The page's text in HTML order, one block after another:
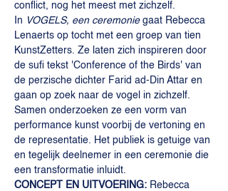
conflict, nog het meest met zichzelf.
In VOGELS, een ceremonie gaat Rebecca
Lenaerts op tocht met een groep van tien
KunstZetters. Ze laten zich inspireren door
de sufi tekst 'Conference of the Birds' van
de perzische dichter Farid ad-Din Attar en
gaan op zoek naar de vogel in zichzelf.
Samen onderzoeken ze een vorm van
performance kunst voorbij de vertoning en
de representatie. Het publiek is getuige van
en tegelijk deelnemer in een ceremonie die
een transformatie inluidt.
CONCEPT EN UITVOERING: Rebecca